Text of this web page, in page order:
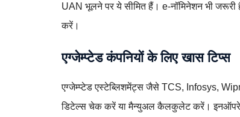
UAN भूलने पर ये सीमित हैं। e-नॉमिनेशन भी जरूरी
करें।
एग्जेम्प्टेड कंपनियों के लिए खास टिप्स
एग्जेम्प्टेड एस्टेब्लिशमेंट्स जैसे TCS, Infosys,
डिटेल्स चेक करें या मैन्युअल कैलकुलेट करें।